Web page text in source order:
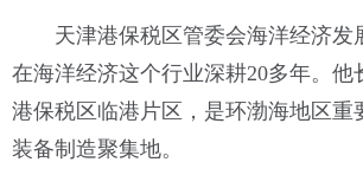
天津港保税区管委会海洋经济发
在海洋经济这个行业深耕20多年。他
港保税区临港片区，是环渤海地区重
装备制造聚集地。